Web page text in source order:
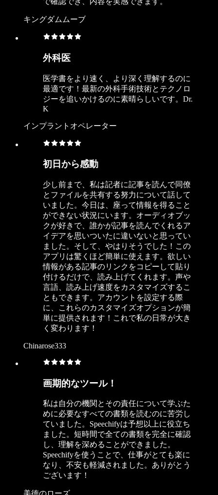
キングダムムーブ
外科医
医学書をより速く、より深く理解するのに
最適です！最新の外科手術技術とテクノロ
ジーを追いかけるのに素晴らしいです。Dr.
K
インプラントオペレーター
初日から感動
少し前まで、私は記者に記事を読んで同僚
とファイルを共有する努力について話して
いました。今日は、座って情報を得ること
ができない状況にいます。オーディオブッ
クが好きで、誰かが記事を読んでくれるア
イデアを思いついたに違いないと思ってい
ました。そして、やはりそうでした！この
アプリは驚くほど簡単に使えます。欲しい
情報がある記事のリンクをコピーして貼り
付けるだけで、読み上げてくれます。声や
言語、読み上げ速度をカスタマイズするこ
ともできます。アカウントを設定する際
に、これらのカスタマイズオプションが簡
単に提供されます！これで私の日常が大き
く変わります！
Chinarose333
画期的なツール！
私は自分の機関とその責任について学ぶた
めに必要なすべての書類を読むのに苦労し
ていました。Speechifyは予想以上に役立ち
ました。短時間で全ての書類を完全に確認
し、理解を深めることができました。
Speechifyを使うことで、仕事がとても楽に
なり、不安も軽減されました。ありがとう
ございます！